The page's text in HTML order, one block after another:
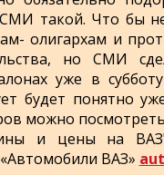
такой. Что бы
олигархам и
но СМИ
уже в
будет понятно
можно посмотреть
и цены на
ВАЗ»